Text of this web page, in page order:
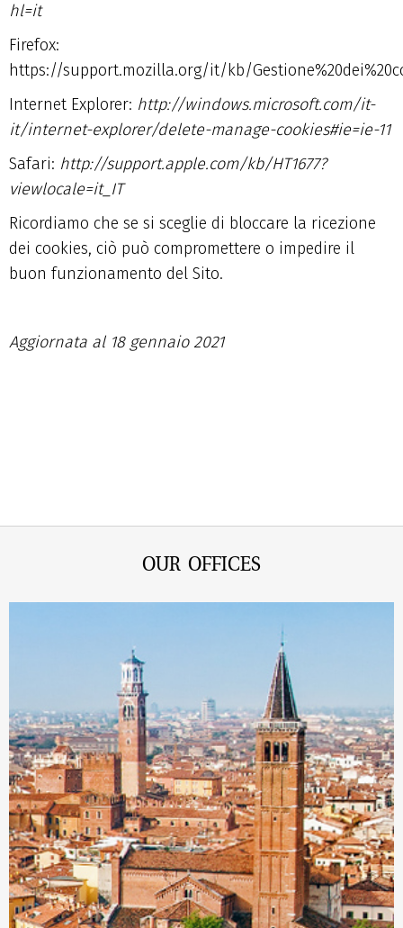
hl=it
Firefox:
https://support.mozilla.org/it/kb/
Internet Explorer: http://windows.microsoft.com/it-
it/internet-explorer/delete-manage-cookies#ie=ie-11
Safari: http://support.apple.com/kb/HT1677?
viewlocale=it_IT
Ricordiamo che se si sceglie di bloccare la ricezione
dei cookies, ciò può compromettere o impedire il
buon funzionamento del Sito.
Aggiornata al 18 gennaio 2021
OUR OFFICES